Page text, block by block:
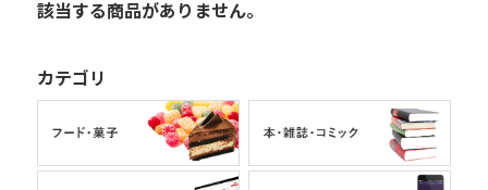
該当する商品がありません。
カテゴリ